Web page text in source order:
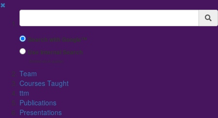
✖
Suchbegriff
Search with Google™
Use Internal Search
(limited result quality)
Team
Courses Taught
ttm
Publications
Presentations